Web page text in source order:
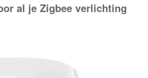
al je Zigbee verlichting